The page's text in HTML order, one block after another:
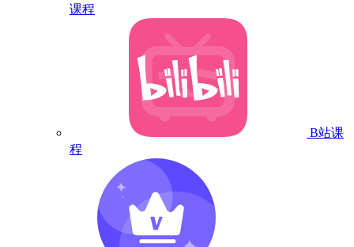
课程
B站课
程